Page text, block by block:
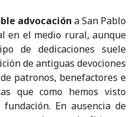
advocación a San Pablo
en el medio rural, aunque
de dedicaciones suele
de antiguas devociones
patronos, benefactores e
que como hemos visto
En ausencia de